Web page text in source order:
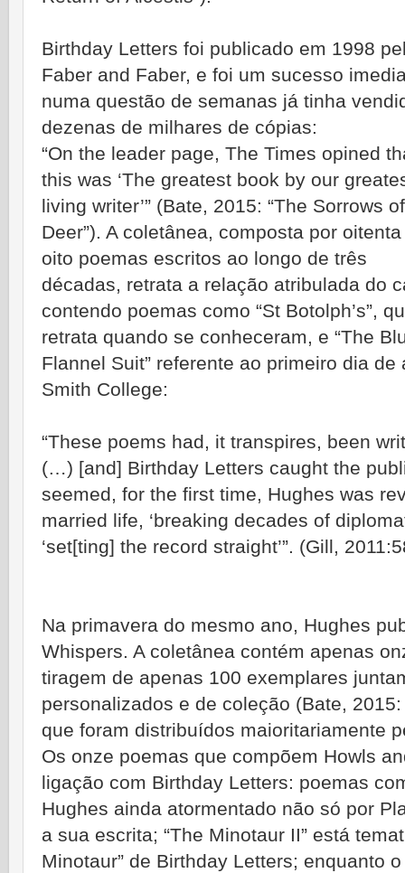
Birthday Letters foi publicado em 1998
Faber and Faber, e foi um sucesso
numa questão de semanas já tinha
dezenas de milhares de cópias:
“On the leader page, The Times opined
this was ‘The greatest book by our
living writer’” (Bate, 2015: “The Sorrows
Deer”). A coletânea, composta por
oito poemas escritos ao longo de três
décadas, retrata a relação atribulada do
contendo poemas como “St Botolph’s”,
retrata quando se conheceram, e “The
Flannel Suit” referente ao primeiro dia
Smith College:
“These poems had, it transpires, been
(…) [and] Birthday Letters caught the
seemed, for the first time, Hughes was
married life, ‘breaking decades of
‘set[ting] the record straight’”. (Gill,
Na primavera do mesmo ano, Hughes
Whispers. A coletânea contém apenas
tiragem de apenas 100 exemplares
personalizados e de coleção (Bate,
que foram distribuídos maioritariamente
Os onze poemas que compõem Howls
ligação com Birthday Letters: poemas
Hughes ainda atormentado não só por
a sua escrita; “The Minotaur II” está
Minotaur” de Birthday Letters; enquanto